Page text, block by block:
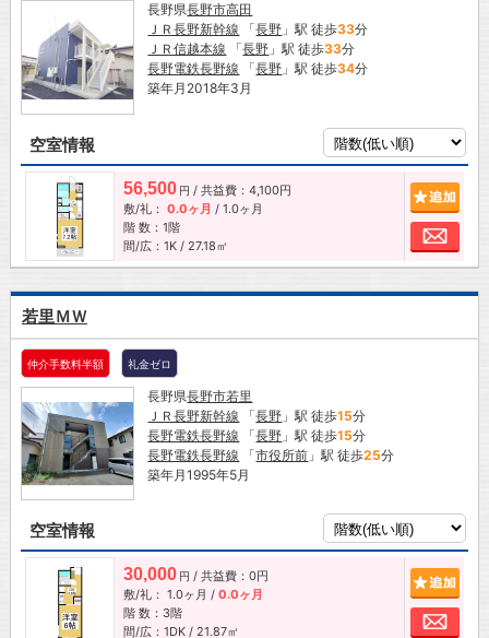
長野県長野市高田
ＪＲ長野新幹線 「長野 」駅 徒歩33分
ＪＲ信越本線 「長野 」駅 徒歩33分
長野電鉄長野線 「長野 」駅 徒歩34分
築年月2018年3月
空室情報
56,500 円 / 共益費：4,100円
敷/礼： 0.0ヶ月 / 1.0ヶ月
階 数：1階
間/広：1K / 27.18㎡
お
若里ＭＷ
仲介手数料半額 礼金ゼロ
長野県長野市若里
ＪＲ長野新幹線 「長野 」駅 徒歩15分
長野電鉄長野線 「長野 」駅 徒歩15分
長野電鉄長野線 「市役所前 」駅 徒歩25分
築年月1995年5月
空室情報
30,000 円 / 共益費：0円
敷/礼： 1.0ヶ月 / 0.0ヶ月
階 数：3階
間/広：1DK / 21.87㎡
お